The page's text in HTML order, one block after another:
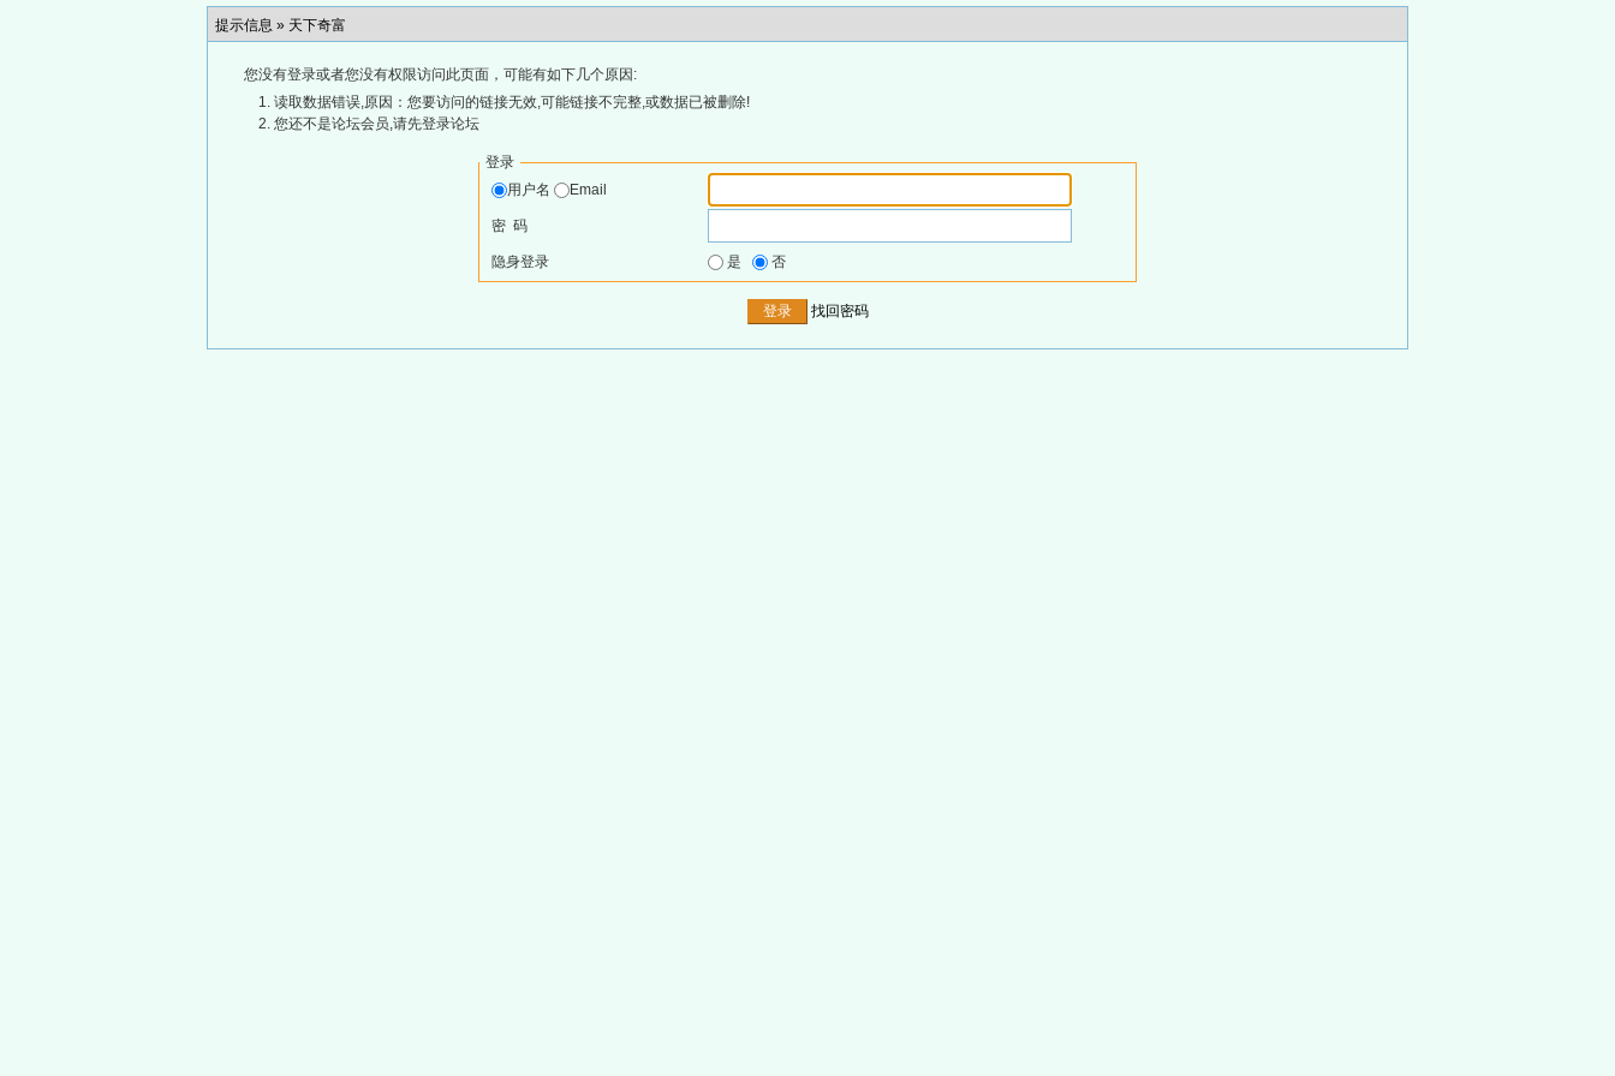
提示信息 » 天下奇富
您没有登录或者您没有权限访问此页面，可能有如下几个原因:
读取数据错误,原因：您要访问的链接无效,可能链接不完整,或数据已被删除!
您还不是论坛会员,请先登录论坛
登录
用户名
Email
密 码
隐身登录 是 否
找回密码